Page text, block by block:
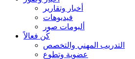
أخبار وتقارير
فيديوهات
ألبومات صور
كُن فعالاً
التدريب المهني والتخصص
عضوية وتطوع